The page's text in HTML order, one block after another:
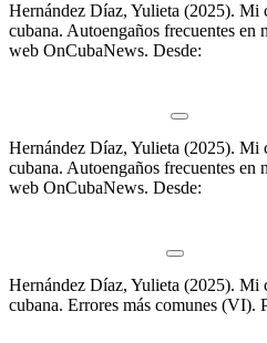
Hernández Díaz, Yulieta (2025). Mi
cubana. Autoengaños frecuentes
web OnCubaNews. Desde:
Hernández Díaz, Yulieta (2025). Mi
cubana. Autoengaños frecuentes en
web OnCubaNews. Desde:
Hernández Díaz, Yulieta (2025). Mi
cubana. Errores más comunes (VI).